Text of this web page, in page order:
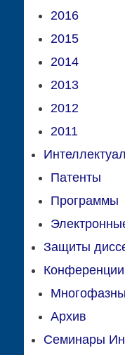
2016
2015
2014
2013
2012
2011
Патенты
Программы
Защиты
Конференции
Архив
Семинары